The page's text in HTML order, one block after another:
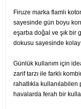
Firuze marka flamlı
sayesinde gün boyu
eşarba doğal ve şık bir
dokusu sayesinde kolay
Günlük kullanım için
zarif tarzı ile farklı
rahatlıkla kullanılabilen
havalarda ferah bir